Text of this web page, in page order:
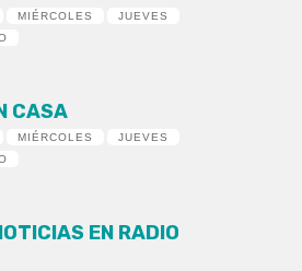
MIÉRCOLES
JUEVES
CASA
MIÉRCOLES
JUEVES
EN RADIO